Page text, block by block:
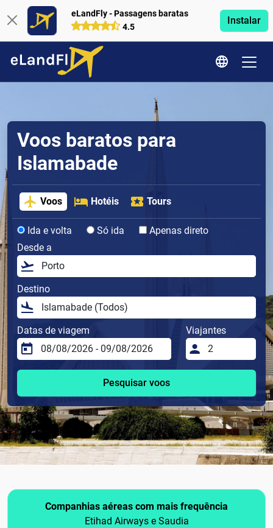
eLandFly - Passagens baratas
4.5
Instalar
Voos baratos para
Islamabade
Voos Hotéis Tours
Ida e volta Só ida
Apenas direto
Desde a
Destino
Datas de viagem Viajantes
Pesquisar voos
Companhias aéreas com mais frequência
Etihad Airways e Saudia